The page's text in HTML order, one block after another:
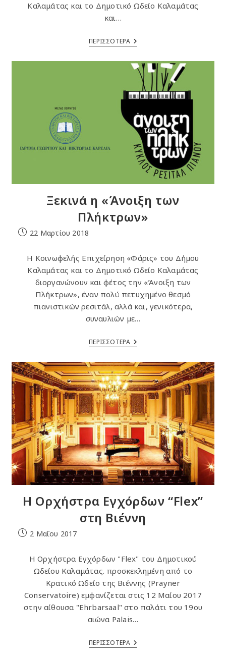
Καλαμάτας και το Δημοτικό Ωδείο Καλαμάτας
και…
ΠΕΡΙΣΣΟΤΕΡΑΠανσέληνος
Στο
Με
Ορχήστρα
Εγχόρδων
Του
Mozarteum
Ξεκινά η «Άνοιξη των
Πλήκτρων»
Post22 Μαρτίου 2018
Η Κοινωφελής Επιχείρηση «Φάρις» του Δήμου
Καλαμάτας και το Δημοτικό Ωδείο Καλαμάτας
διοργανώνουν και φέτος την «Άνοιξη των
Πλήκτρων», έναν πολύ πετυχημένο θεσμό
πιανιστικών ρεσιτάλ, αλλά και, γενικότερα,
συναυλιών με…
ΠΕΡΙΣΣΟΤΕΡΑΞεκινά
Η
Των
Πλήκτρων»
Η Ορχήστρα Εγχόρδων “Flex”
στη Βιέννη
Post2 Μαΐου 2017
Η Ορχήστρα Εγχόρδων "Flex" του Δημοτικού
Ωδείου Καλαμάτας. προσκεκλημένη από το
Κρατικό Ωδείο της Βιέννης (Prayner
Conservatoire) εμφανίζεται στις 12 Μαίου 2017
στην αίθουσα "Ehrbarsaal" στο παλάτι του 19ου
αιώνα Palais…
ΠΕΡΙΣΣΟΤΕΡΑΗ
Ορχήστρα